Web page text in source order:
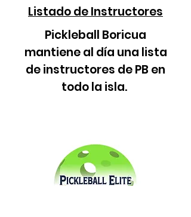
Listado de Instructores
Pickleball Boricua
mantiene al día una lista
de instructores de PB en
todo la isla.